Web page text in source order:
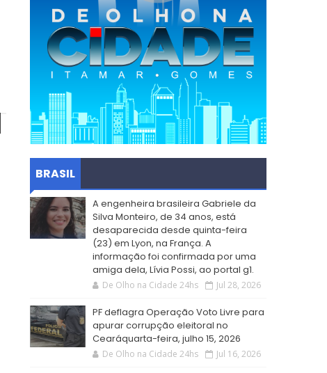
BRASIL
A engenheira brasileira Gabriele da
Silva Monteiro, de 34 anos, está
desaparecida desde quinta-feira
(23) em Lyon, na França. A
informação foi confirmada por uma
amiga dela, Lívia Possi, ao portal g1.
De Olho na Cidade 24hs Jul 28, 2026
PF deflagra Operação Voto Livre para
apurar corrupção eleitoral no
Cearáquarta-feira, julho 15, 2026
De Olho na Cidade 24hs Jul 16, 2026